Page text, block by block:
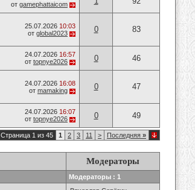
от gamephattaicom
25.07.2026 10:03
от global2023 0 83
24.07.2026 16:57
от topnye2026 0 46
24.07.2026 16:08
от mamaking 0 47
24.07.2026 16:07
от topnye2026 0 49
Страница 1 из 45 1 2 3 11 > Последняя »
Модераторы
Модераторы : 1